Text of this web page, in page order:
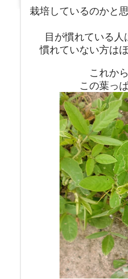
栽培しているのかと
目が慣れている
慣れていない方は
これか
この葉っ